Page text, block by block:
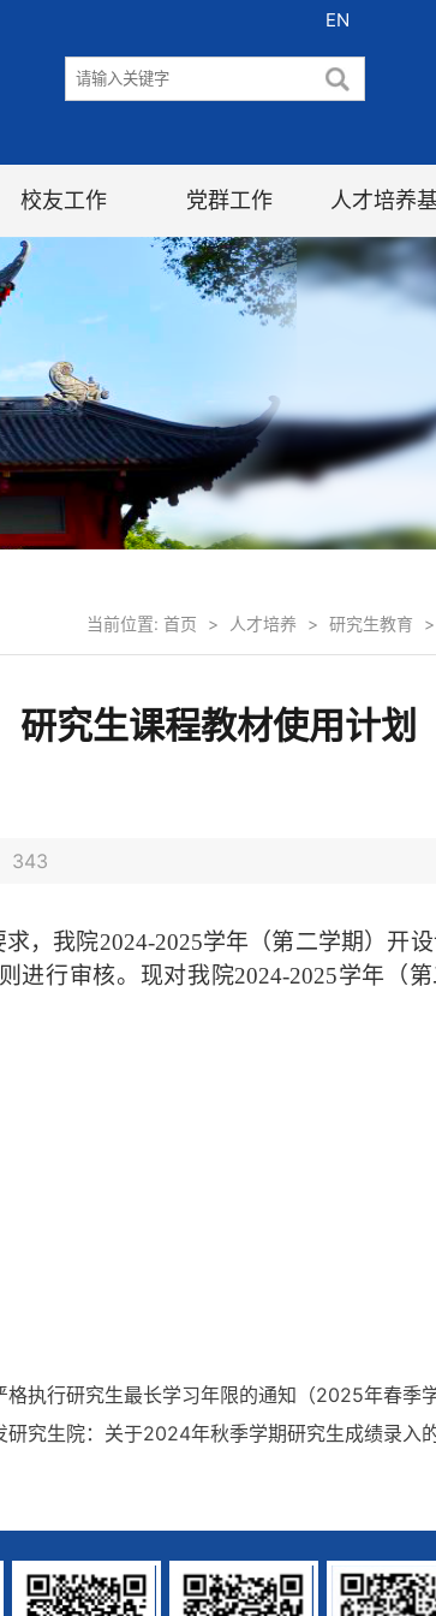
EN
校友工作 党群工作 人才培养
当前位置: 首页 > 人才培养 > 研究生教育 >
究生课程教材使用计划
343
求，我院2024-2025学年（第二学期）开
进行审核。现对我院2024-2025学年（
格执行研究生最长学习年限的通知（2025年春季
研究生院：关于2024年秋季学期研究生成绩录入